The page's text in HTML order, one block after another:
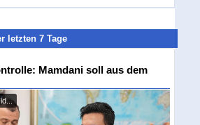
letzten 7 Tage
Mamdani soll aus dem